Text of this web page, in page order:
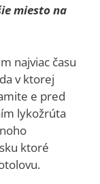
miesto na
najviac času
v ktorej
e pred
lykožrúta
ktoré